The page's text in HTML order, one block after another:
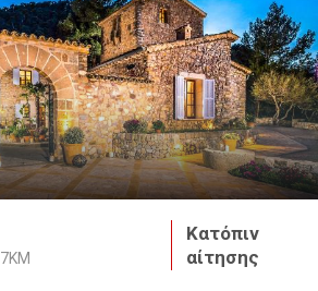
7KM
Κατόπιν
αίτησης